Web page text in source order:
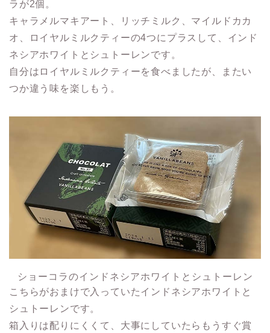
ラが2個。
キャラメルマキアート、リッチミルク、マイルドカカ
オ、ロイヤルミルクティーの4つにプラスして、インド
ネシアホワイトとシュトーレンです。
自分はロイヤルミルクティーを食べましたが、またい
つか違う味を楽しもう。
ショーコラのインドネシアホワイトとシュトーレン
こちらがおまけで入っていたインドネシアホワイトと
シュトーレンです。
箱入りは配りにくくて、大事にしていたらもうすぐ賞